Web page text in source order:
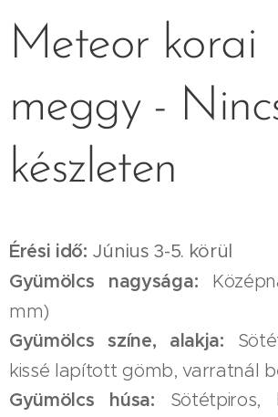
Meteor korai
meggy -
készleten
Érési idő: Június 3-5. körül
Gyümölcs nagysága:
mm)
Gyümölcs színe, alakja:
kissé lapított gömb, varratnál
Gyümölcs húsa: Sötétpiros,